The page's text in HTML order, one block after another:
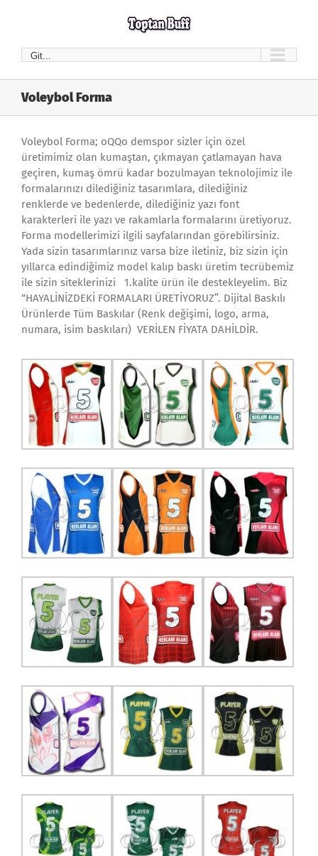
Git...
Voleybol Forma
Voleybol Forma; oQQo demspor sizler için özel
üretimimiz olan kumaştan, çıkmayan çatlamayan hava
geçiren, kumaş ömrü kadar bozulmayan teknolojimiz ile
formalarınızı dilediğiniz tasarımlara, dilediğiniz
renklerde ve bedenlerde, dilediğiniz yazı font
karakterleri ile yazı ve rakamlarla formalarını üretiyoruz.
Forma modellerimizi ilgili sayfalarından görebilirsiniz.
Yada sizin tasarımlarınız varsa bize iletiniz, biz sizin için
yıllarca edindiğimiz model kalıp baskı üretim tecrübemiz
ile sizin siteklerinizi 1.kalite ürün ile destekleyelim. Biz
“HAYALİNİZDEKİ FORMALARI ÜRETİYORUZ”. Dijital Baskılı
Ürünlerde Tüm Baskılar (Renk değişimi, logo, arma,
numara, isim baskıları) VERİLEN FİYATA DAHİLDİR.